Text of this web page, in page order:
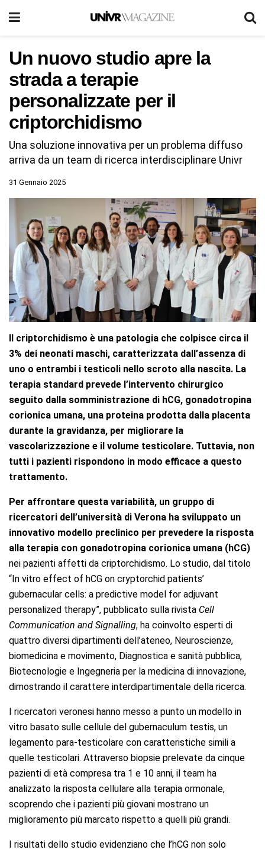
Un nuovo studio apre la
strada a terapie
personalizzate per il
criptorchidismo
Una soluzione innovativa per un problema diffuso
arriva da un team di ricerca interdisciplinare Univr
31 Gennaio 2025
Il criptorchidismo è una patologia che colpisce circa il
3% dei neonati maschi, caratterizzata dall’assenza di
uno o entrambi i testicoli nello scroto alla nascita. La
terapia standard prevede l’intervento chirurgico
seguito dalla somministrazione di hCG, gonadotropina
corionica umana, una proteina prodotta dalla placenta
durante la gravidanza, per migliorare la
vascolarizzazione e il volume testicolare. Tuttavia, non
tutti i pazienti rispondono in modo efficace a questo
trattamento.
Per affrontare questa variabilità, un gruppo di
ricercatori dell’università di Verona ha sviluppato un
innovativo modello preclinico per prevedere la risposta
alla terapia con gonadotropina corionica umana (hCG)
nei pazienti affetti da criptorchidismo. Lo studio, dal titolo
“In vitro effect of hCG on cryptorchid patients’
gubernacular cells: a predictive model for adjuvant
personalized therapy”, pubblicato sulla rivista Cell
Communication and Signalling, ha coinvolto esperti di
quattro diversi dipartimenti dell’ateneo, Neuroscienze,
biomedicina e movimento, Diagnostica e sanità pubblica,
Biotecnologie e Ingegneria per la medicina di innovazione,
dimostrando il carattere interdipartimentale della ricerca.
I ricercatori veronesi hanno messo a punto un modello in
vitro basato sulle cellule del gubernaculum testis, un
legamento para-testicolare con caratteristiche simili a
quelle testicolari. Attraverso biopsie prelevate da cinque
pazienti di età compresa tra 1 e 10 anni, il team ha
analizzato la risposta cellulare alla terapia ormonale,
scoprendo che i pazienti più giovani mostrano un
miglioramento più marcato rispetto a quelli più grandi.
I risultati dello studio evidenziano che l’hCG non solo